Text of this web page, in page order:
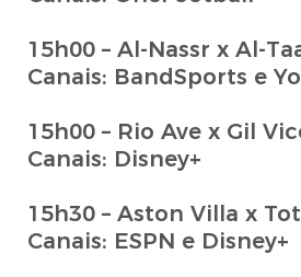
15h00 – Al-Nassr x Al-
Canais: BandSports e
15h00 – Rio Ave x Gil
Canais: Disney+
15h30 – Aston Villa x
Canais: ESPN e Disney+